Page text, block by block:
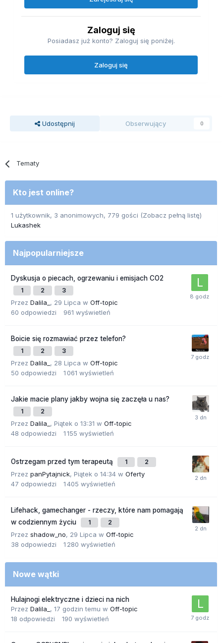
Zaloguj się
Posiadasz już konto? Zaloguj się poniżej.
Zaloguj się
Udostępnij Obserwujący 0
Tematy
Kto jest online?
1 użytkownik, 3 anonimowych, 779 gości (Zobacz pełną listę)
Lukashek
Najpopularniejsze
Dyskusja o piecach, ogrzewaniu i emisjach CO2
1 2 3
Przez Dalila_ , 29 Lipca w Off-topic
60 odpowiedzi 961 wyświetleń
Boicie się rozmawiać przez telefon?
1 2 3
Przez Dalila_ , 28 Lipca w Off-topic
50 odpowiedzi 1 061 wyświetleń
Jakie macie plany jakby wojna się zaczęła u nas?
1 2
Przez Dalila_ , Piątek o 13:31 w Off-topic
48 odpowiedzi 1 155 wyświetleń
Ostrzegam przed tym terapeutą 1 2
Przez panPytajnick, Piątek o 14:34 w Oferty
47 odpowiedzi 1 405 wyświetleń
Lifehack, gamechanger - rzeczy, które nam pomagają
w codziennym życiu
1 2
Przez shadow_no, 29 Lipca w Off-topic
38 odpowiedzi 1 280 wyświetleń
Nowe wątki
Hulajnogi elektryczne i dzieci na nich
Przez Dalila_ , 17 godzin temu w Off-topic
18 odpowiedzi 190 wyświetleń